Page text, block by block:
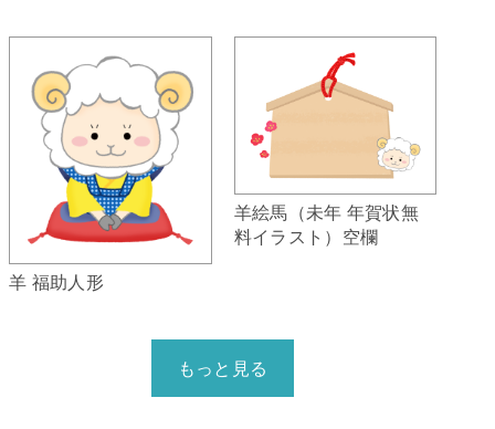
羊 福助人形
羊絵馬（未年 年賀状無
料イラスト）空欄
もっと見る